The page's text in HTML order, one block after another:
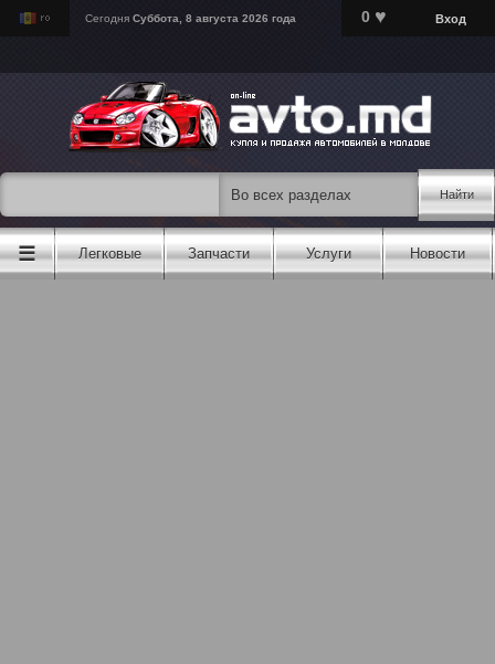
Сегодня Суббота, 8 августа 2026 года 0 ♥ Вход
Найти
☰ Легковые Запчасти Услуги Новости